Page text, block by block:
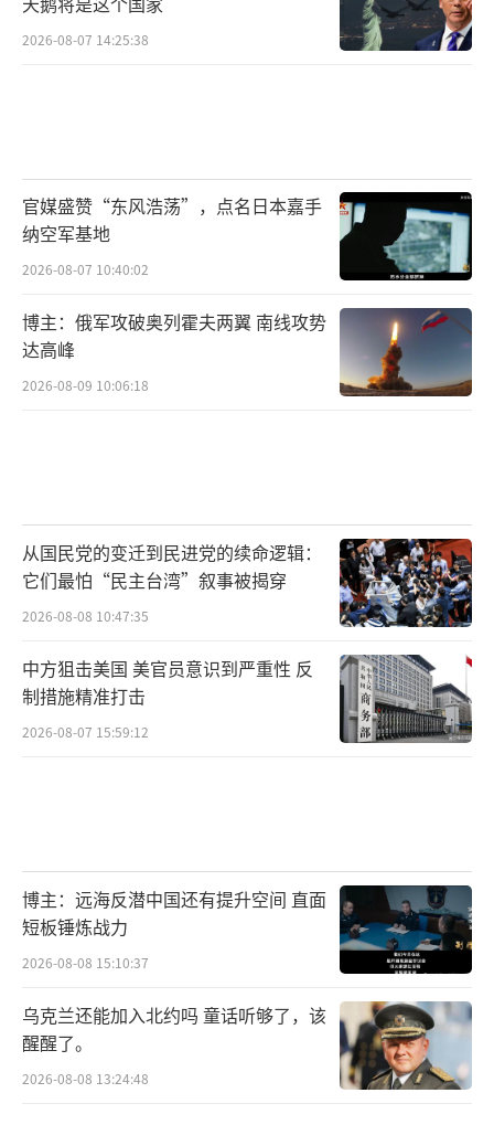
2026-08-07 14:25:38
官媒盛赞“东风浩荡”，点名日本嘉手
纳空军基地
2026-08-07 10:40:02
博主：俄军攻破奥列霍夫两翼 南线攻势
达高峰
2026-08-09 10:06:18
从国民党的变迁到民进党的续命逻辑：
它们最怕“民主台湾”叙事被揭穿
2026-08-08 10:47:35
中方狙击美国 美官员意识到严重性 反
制措施精准打击
2026-08-07 15:59:12
博主：远海反潜中国还有提升空间 直面
短板锤炼战力
2026-08-08 15:10:37
乌克兰还能加入北约吗 童话听够了，该
醒醒了。
2026-08-08 13:24:48